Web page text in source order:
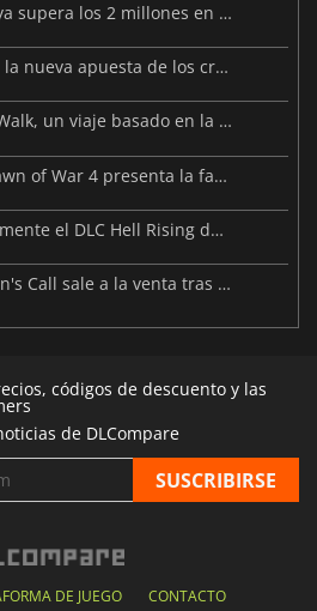
Resident Evil Veronica ya supera los 2 millones en listas de deseados
Beast of Reincarnation: la nueva apuesta de los creadores de Pokémon
Ya está disponible Big Walk, un viaje basado en la amistad
Warhammer 40.000: Dawn of War 4 presenta la facción de los Necrones
Se ha anunciado oficialmente el DLC Hell Rising de Nioh 3
Forsaken Realms: Vahrin's Call sale a la venta tras una década
códigos de descuento y las
de DLCompare
DE JUEGO CONTACTO